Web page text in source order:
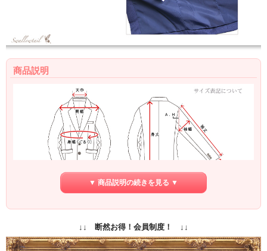
商品説明
86cm 91cm 96cm
身丈 62cm 64cm 66cm 68cm
▼ 商品説明の続きを見る ▼
↓↓ 断然お得！会員制度！ ↓↓